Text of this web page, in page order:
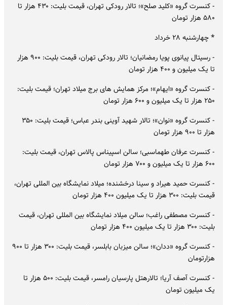
- کنسرت گروه «کلید صلح»؛ تالار رودکی تهران، قیمت بلیت: ۴۳۰ هزار تا
۵۸۰ هزار تومان
* چهارشنبه ۲۸ خرداد
- رسیتال پیانوی پویا رمضانیان؛ تالار رودکی تهران، قیمت بلیت: ۹۰۰ هزار
تا یک میلیون و ۴۰۰ هزار تومان
- کنسرت گروه «ایهام»؛ مرکز همایش های برج میلاد تهران؛ قیمت بلیت:
۲۵۰ هزار تا یک میلیون و ۶۰۰ هزار تومان
- کنسرت گروه «نوان»؛ تالار شهید آوینی بندر عباس؛ قیمت بلیت: ۳۵۰
هزار تا ۹۰۰ هزار تومان
- کنسرت عرفان طهماسبی؛ سالن اسپیناس پالاس تهران، قیمت بلیت:
۶۰۰ هزار تا یک میلیون و ۷۰۰ هزار تومان
- کنسرت حمید هیراد و سینا درخشنده؛ میلاد نمایشگاه بین المللی تهران،
قیمت بلیت: ۳۰۰ هزار تا یک میلیون ۴۰۰ هزار تومان
- کنسرت مصطفی راغب؛ سالن میلاد نمایشگاه بین المللی تهران، قیمت
بلیت: ۳۰۰ هزار تا یک میلیون ۴۰۰ هزار تومان
- کنسرت گروه «ددان»؛ سالن میزبان بابلسر، قیمت بلیت: ۳۰۰ هزار تا ۹۰۰
هزارتومان
- کنسرت آصف آریا؛ تالارهتل پارسیان رامسر، قیمت بلیت: ۵۰۰ هزار تا
یک میلیون تومان